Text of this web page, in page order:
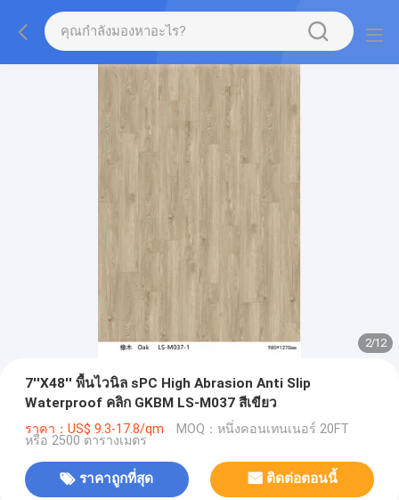
2/12
7''X48'' พื้นไวนิล sPC High Abrasion Anti Slip
Waterproof คลิก GKBM LS-M037 สีเขียว
ราคา：US$ 9.3-17.8/qm MOQ：หนึ่งคอนเทนเนอร์ 20FT
หรือ 2500 ตารางเมตร
ราคาถูกที่สุด ติดต่อตอนนี้